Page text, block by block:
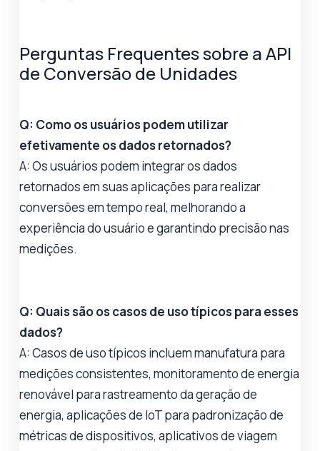
Perguntas Frequentes sobre a API
de Conversão de Unidades
Q: Como os usuários podem utilizar
efetivamente os dados retornados?
A: Os usuários podem integrar os dados
retornados em suas aplicações para realizar
conversões em tempo real, melhorando a
experiência do usuário e garantindo precisão nas
medições.
Q: Quais são os casos de uso típicos para esses
dados?
A: Casos de uso típicos incluem manufatura para
medições consistentes, monitoramento de energia
renovável para rastreamento da geração de
energia, aplicações de IoT para padronização de
métricas de dispositivos, aplicativos de viagem